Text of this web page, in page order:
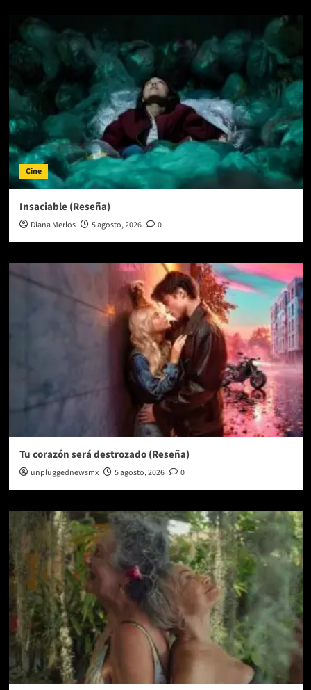
Cine
Insaciable (Reseña)
Diana Merlos 5 agosto, 2026 0
Tu corazón será destrozado (Reseña)
unpluggednewsmx 5 agosto, 2026 0